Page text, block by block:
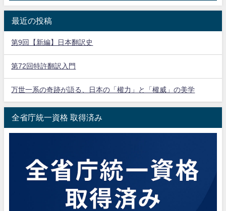
最近の投稿
第9回【新編】日本翻訳史
第72回特許翻訳入門
万世一系の奇跡が語る、日本の「權力」と「權威」の美学
全省庁統一資格 取得済み